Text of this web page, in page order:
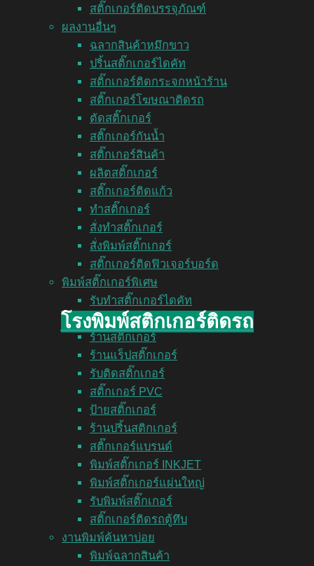
สติ๊กเกอร์ติดบรรจุภัณฑ์
ผลงานอื่นๆ
ฉลากสินค้าหมึกขาว
ปริ้นสติ๊กเกอร์ไดคัท
สติ๊กเกอร์ติดกระจกหน้าร้าน
สติ๊กเกอร์โฆษณาติดรถ
ตัดสติ๊กเกอร์
สติ๊กเกอร์กันน้ำ
สติ๊กเกอร์สินค้า
ผลิตสติ๊กเกอร์
สติ๊กเกอร์ติดแก้ว
ทำสติ๊กเกอร์
สั่งทำสติ๊กเกอร์
สั่งพิมพ์สติ๊กเกอร์
สติ๊กเกอร์ติดฟิวเจอร์บอร์ด
พิมพ์สติ๊กเกอร์พิเศษ
รับทำสติ๊กเกอร์ไดคัท
ร้านทำสติ๊กเกอร์ติดรถ
ร้านสติ๊กเกอร์
ร้านแร็ปสติ๊กเกอร์
รับติดสติ๊กเกอร์
สติ๊กเกอร์ PVC
ป้ายสติ๊กเกอร์
ร้านปริ้นสติกเกอร์
สติ๊กเกอร์แบรนด์
พิมพ์สติ๊กเกอร์ INKJET
พิมพ์สติ๊กเกอร์แผ่นใหญ่
รับพิมพ์สติ๊กเกอร์
สติ๊กเกอร์ติดรถตู้ทึบ
งานพิมพ์ค้นหาบ่อย
พิมพ์ฉลากสินค้า
โรงพิมพ์สติกเกอร์ติดรถ